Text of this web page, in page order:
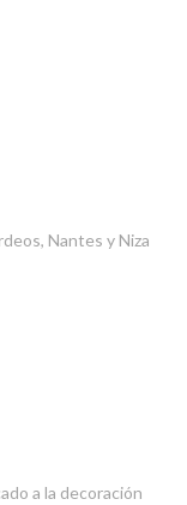
Nantes y Niza
a la decoración